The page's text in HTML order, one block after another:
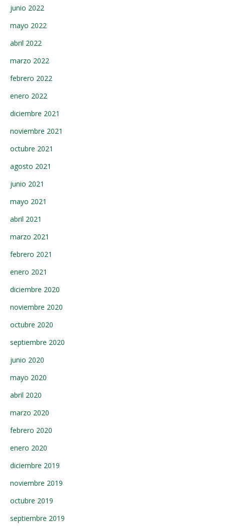
junio 2022
mayo 2022
abril 2022
marzo 2022
febrero 2022
enero 2022
diciembre 2021
noviembre 2021
octubre 2021
agosto 2021
junio 2021
mayo 2021
abril 2021
marzo 2021
febrero 2021
enero 2021
diciembre 2020
noviembre 2020
octubre 2020
septiembre 2020
junio 2020
mayo 2020
abril 2020
marzo 2020
febrero 2020
enero 2020
diciembre 2019
noviembre 2019
octubre 2019
septiembre 2019